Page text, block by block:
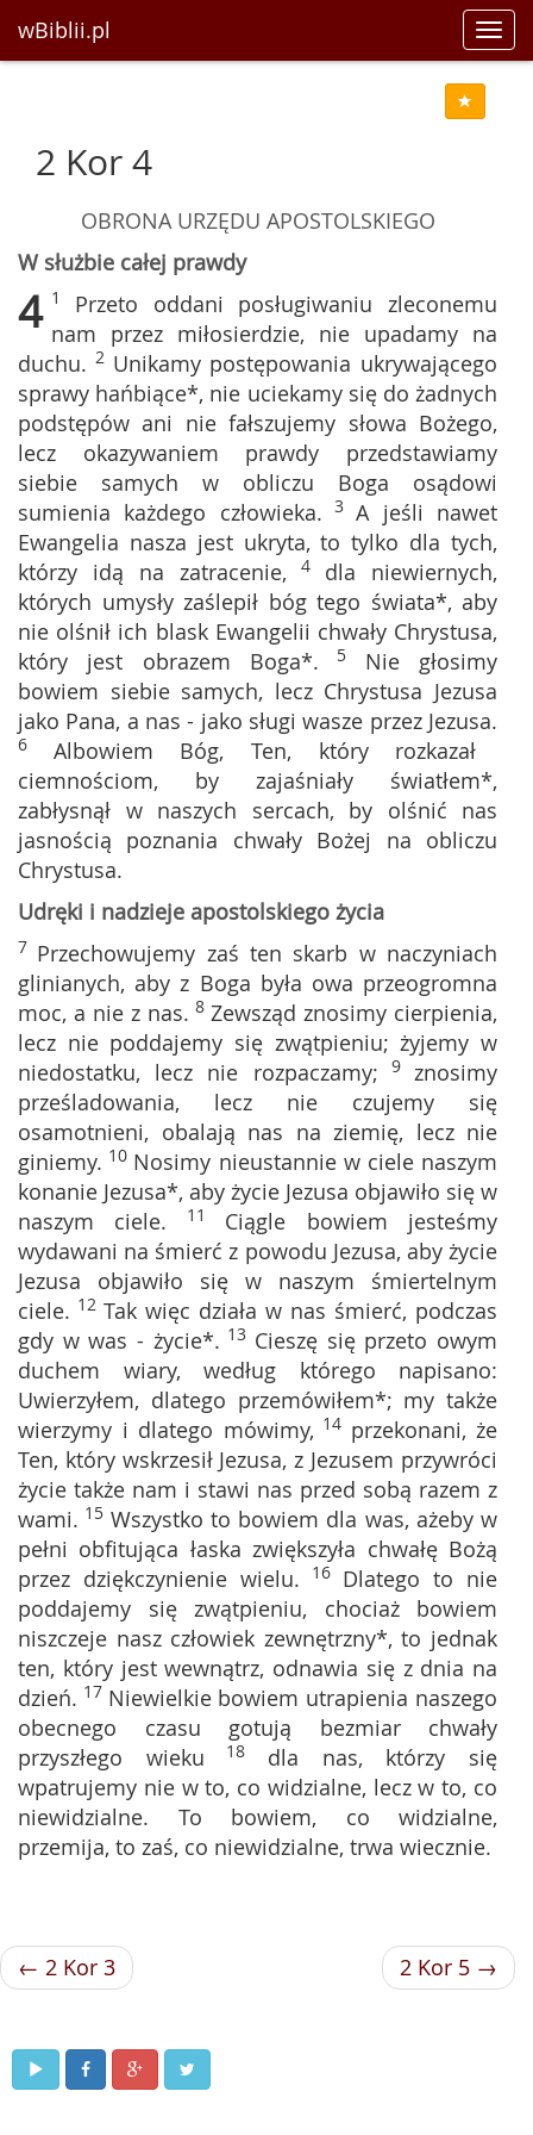
wBiblii.pl
2 Kor 4
OBRONA URZĘDU APOSTOLSKIEGO
W służbie całej prawdy
4 1 Przeto oddani posługiwaniu zleconemu
nam przez miłosierdzie, nie upadamy na
duchu. 2 Unikamy postępowania ukrywającego
sprawy hańbiące*, nie uciekamy się do żadnych
podstępów ani nie fałszujemy słowa Bożego,
lecz okazywaniem prawdy przedstawiamy
siebie samych w obliczu Boga osądowi
sumienia każdego człowieka. 3 A jeśli nawet
Ewangelia nasza jest ukryta, to tylko dla tych,
którzy idą na zatracenie, 4 dla niewiernych,
których umysły zaślepił bóg tego świata*, aby
nie olśnił ich blask Ewangelii chwały Chrystusa,
który jest obrazem Boga*. 5 Nie głosimy
bowiem siebie samych, lecz Chrystusa Jezusa
jako Pana, a nas - jako sługi wasze przez Jezusa.
6 Albowiem Bóg, Ten, który rozkazał
ciemnościom, by zajaśniały światłem*,
zabłysnął w naszych sercach, by olśnić nas
jasnością poznania chwały Bożej na obliczu
Chrystusa.
Udręki i nadzieje apostolskiego życia
7 Przechowujemy zaś ten skarb w naczyniach
glinianych, aby z Boga była owa przeogromna
moc, a nie z nas. 8 Zewsząd znosimy cierpienia,
lecz nie poddajemy się zwątpieniu; żyjemy w
niedostatku, lecz nie rozpaczamy; 9 znosimy
prześladowania, lecz nie czujemy się
osamotnieni, obalają nas na ziemię, lecz nie
giniemy. 10 Nosimy nieustannie w ciele naszym
konanie Jezusa*, aby życie Jezusa objawiło się w
naszym ciele. 11 Ciągle bowiem jesteśmy
wydawani na śmierć z powodu Jezusa, aby życie
Jezusa objawiło się w naszym śmiertelnym
ciele. 12 Tak więc działa w nas śmierć, podczas
gdy w was - życie*. 13 Cieszę się przeto owym
duchem wiary, według którego napisano:
Uwierzyłem, dlatego przemówiłem*; my także
wierzymy i dlatego mówimy, 14 przekonani, że
Ten, który wskrzesił Jezusa, z Jezusem przywróci
życie także nam i stawi nas przed sobą razem z
wami. 15 Wszystko to bowiem dla was, ażeby w
pełni obfitująca łaska zwiększyła chwałę Bożą
przez dziękczynienie wielu. 16 Dlatego to nie
poddajemy się zwątpieniu, chociaż bowiem
niszczeje nasz człowiek zewnętrzny*, to jednak
ten, który jest wewnątrz, odnawia się z dnia na
dzień. 17 Niewielkie bowiem utrapienia naszego
obecnego czasu gotują bezmiar chwały
przyszłego wieku 18 dla nas, którzy się
wpatrujemy nie w to, co widzialne, lecz w to, co
niewidzialne. To bowiem, co widzialne,
przemija, to zaś, co niewidzialne, trwa wiecznie.
← 2 Kor 3 2 Kor 5 →